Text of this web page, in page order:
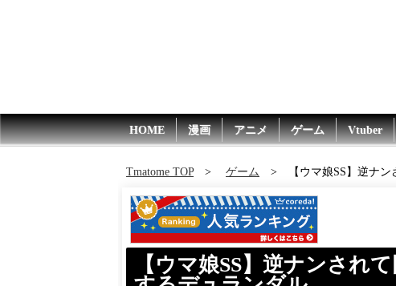
HOME 漫画 アニメ ゲーム Vtuber
Tmatome TOP ゲーム 【ウマ娘SS】逆ナ
【ウマ娘SS】逆ナンされ